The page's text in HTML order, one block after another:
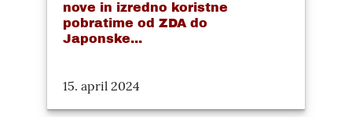
nove in izredno koristne
pobratime od ZDA do
Japonske...
15. april 2024